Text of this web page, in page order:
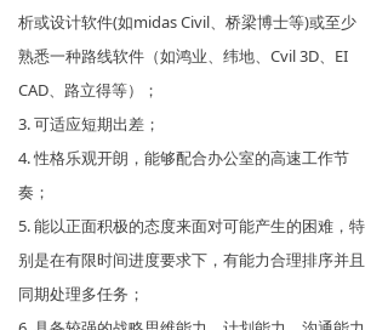
析或设计软件(如midas Civil、桥梁博士等)或至少
熟悉一种路线软件（如鸿业、纬地、Cvil 3D、EI
CAD、路立得等）；
3. 可适应短期出差；
4. 性格乐观开朗，能够配合办公室的高速工作节
奏；
5. 能以正面积极的态度来面对可能产生的困难，特
别是在有限时间进度要求下，有能力合理排序并且
同期处理多任务；